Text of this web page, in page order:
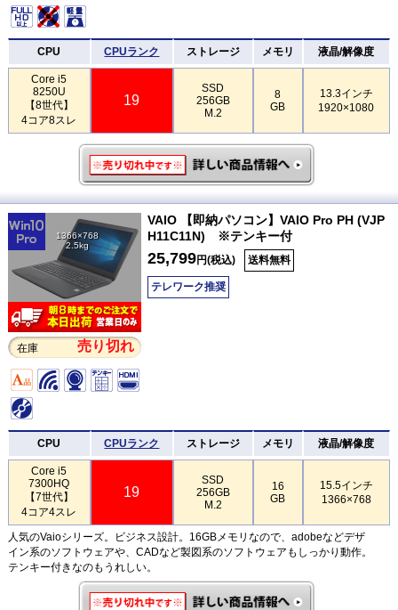
CPU CPUランク ストレージ メモリ 液晶/解像度
Core i5
8250U
【8世代】
4コア8スレ
19
SSD
256GB
M.2
8
GB
13.3インチ
1920×1080
1366×768
2.5kg
在庫 売り切れ
VAIO 【即納パソコン】VAIO Pro PH (VJP
H11C11N) ※テンキー付
25,799円(税込) 送料無料
テレワーク推奨
CPU CPUランク ストレージ メモリ 液晶/解像度
Core i5
7300HQ
【7世代】
4コア4スレ
19
SSD
256GB
M.2
16
GB
15.5インチ
1366×768
人気のVaioシリーズ。ビジネス設計。16GBメモリなので、adobeなどデザ
イン系のソフトウェアや、CADなど製図系のソフトウェアもしっかり動作。
テンキー付きなのもうれしい。